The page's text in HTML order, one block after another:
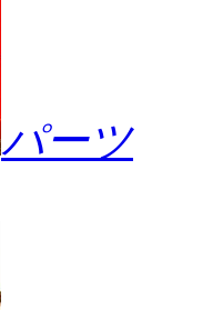
パーツ